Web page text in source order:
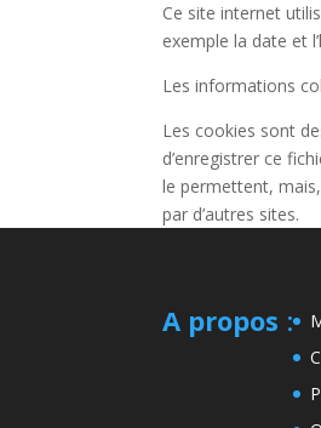
Ce site internet
exemple la date et
Les informations
Les cookies sont
d’enregistrer ce
le permettent,
par d’autres sites.
A propos :